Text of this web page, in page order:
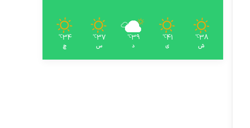
38
℃
ش
41
℃
ی
39
℃
د
37
℃
س
34
℃
چ